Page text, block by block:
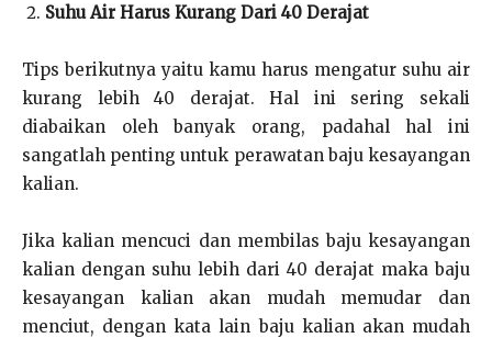
Suhu Air Harus Kurang Dari 40 Derajat
Tips berikutnya yaitu kamu harus mengatur suhu air
kurang lebih 40 derajat. Hal ini sering sekali
diabaikan oleh banyak orang, padahal hal ini
sangatlah penting untuk perawatan baju kesayangan
kalian.
Jika kalian mencuci dan membilas baju kesayangan
kalian dengan suhu lebih dari 40 derajat maka baju
kesayangan kalian akan mudah memudar dan
menciut, dengan kata lain baju kalian akan mudah